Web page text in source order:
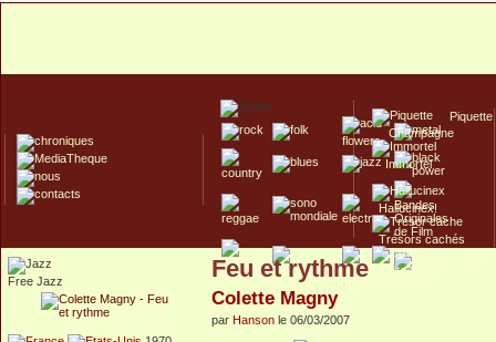
Piquette
Champagne
Immortel
Hallucinex!
Trésors cachés
Culte/Collector
Free Jazz
Feu et rythme
Colette Magny
par Hanson le 06/03/2007